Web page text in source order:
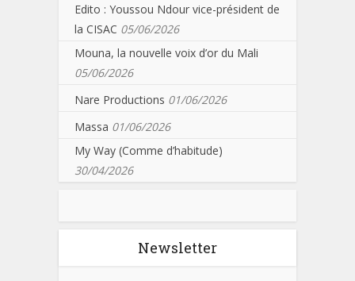
Edito : Youssou Ndour vice-président de
la CISAC 05/06/2026
Mouna, la nouvelle voix d’or du Mali
05/06/2026
Nare Productions 01/06/2026
Massa 01/06/2026
My Way (Comme d’habitude)
30/04/2026
Newsletter